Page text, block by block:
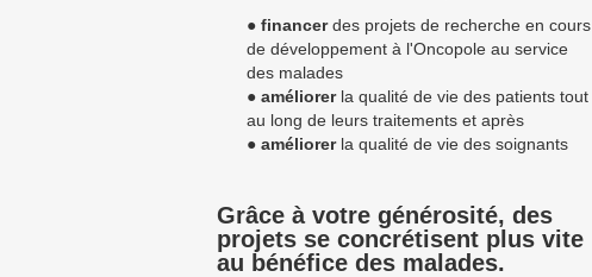
● financerdes projets de recherche en cours
de développement à l'Oncopole au service
des malades
● améliorerla qualité de vie des patients tout
au long de leurs traitements et après
● améliorerla qualité de vie des soignants
Grâce à votre générosité, des
projets se concrétisent plus vite
au bénéfice des malades.